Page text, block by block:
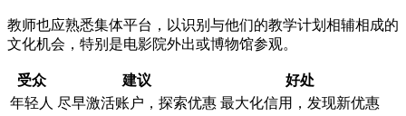
教师也应熟悉集体平台，以识别与他们的教学计划相辅相成的
文化机会，特别是电影院外出或博物馆参观。
受众 建议
好处
年轻人 尽早激活账户，探索优惠 最大化信用，发现新优惠